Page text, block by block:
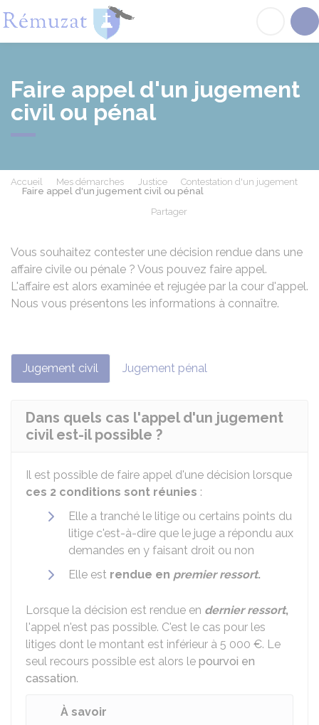
Faire appel d'un jugement
civil ou pénal
Accueil Mes démarches Justice
Contestation d'un jugement
Faire appel d'un jugement civil ou pénal
Partager
Vous souhaitez contester une décision rendue dans une
affaire civile ou pénale ? Vous pouvez faire appel.
L'affaire est alors examinée et rejugée par la cour d'appel.
Nous vous présentons les informations à connaître.
Jugement civil Jugement pénal
Dans quels cas l'appel d'un jugement
civil est-il possible ?
Il est possible de faire appel d'une décision lorsque
ces 2 conditions sont réunies :
Elle a tranché le litige ou certains points du
litige c'est-à-dire que le juge a répondu aux
demandes en y faisant droit ou non
Elle est rendue en premier ressort.
Lorsque la décision est rendue en dernier ressort,
l'appel n'est pas possible. C'est le cas pour les
litiges dont le montant est inférieur à 5 000 €. Le
seul recours possible est alors le pourvoi en
cassation.
À savoir